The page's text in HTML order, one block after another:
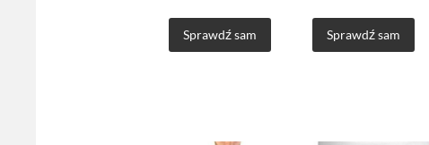
Sprawdź sam Sprawdź sam